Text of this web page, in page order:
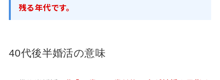
残る年代です。
40代後半婚活の意味